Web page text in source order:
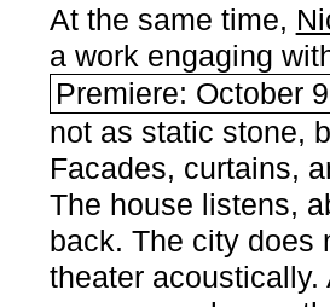
At the same time,
a work engaging
Premiere: October
not as static stone,
Facades, curtains,
The house listens,
back. The city does
theater acoustically.